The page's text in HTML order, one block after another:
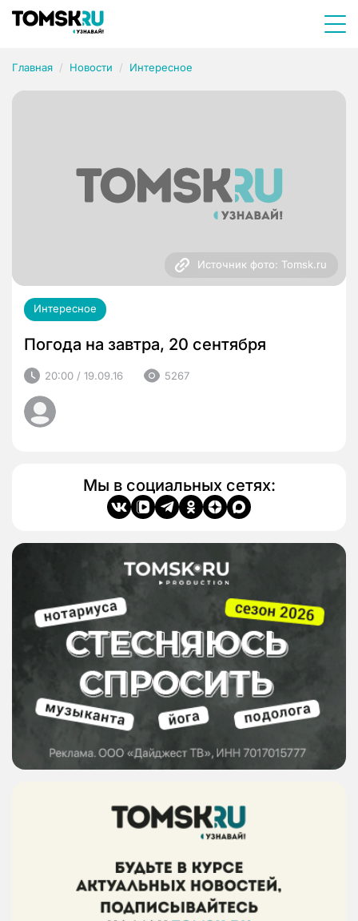
Главная Новости Интересное
Источник фото: Tomsk.ru
Интересное
Погода на завтра, 20 сентября
20:00 / 19.09.16 5267
Мы в социальных сетях: